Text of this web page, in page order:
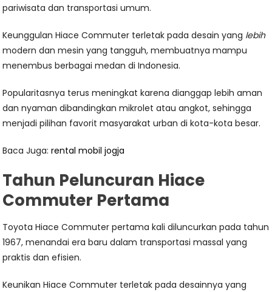
pariwisata dan transportasi umum.
Keunggulan Hiace Commuter terletak pada desain yang lebih
modern dan mesin yang tangguh, membuatnya mampu
menembus berbagai medan di Indonesia.
Popularitasnya terus meningkat karena dianggap lebih aman
dan nyaman dibandingkan mikrolet atau angkot, sehingga
menjadi pilihan favorit masyarakat urban di kota-kota besar.
Baca Juga:rental mobil jogja
Tahun Peluncuran Hiace
Commuter Pertama
Toyota Hiace Commuter pertama kali diluncurkan pada tahun
1967, menandai era baru dalam transportasi massal yang
praktis dan efisien.
Keunikan Hiace Commuter terletak pada desainnya yang